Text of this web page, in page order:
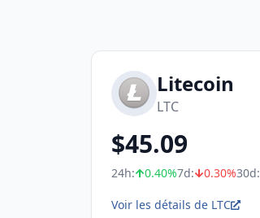
Litecoin
LTC
$45.09
24h: 0.40%7d: 0.30%30d:
Voir les détails de LTC